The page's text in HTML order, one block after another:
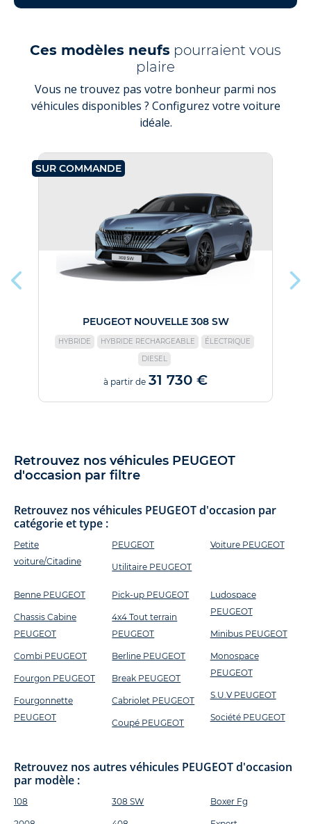
Ces modèles neufs pourraient vous
plaire
Vous ne trouvez pas votre bonheur parmi nos
véhicules disponibles ? Configurez votre voiture
idéale.
SUR COMMANDE
PEUGEOT NOUVELLE 308 SW
HYBRIDE HYBRIDE RECHARGEABLE
ÉLECTRIQUE
DIESEL
à partir de 31 730 €
Retrouvez nos véhicules PEUGEOT
d'occasion par filtre
Retrouvez nos véhicules PEUGEOT d'occasion par
catégorie et type :
Petite
voiture/Citadine
PEUGEOT
Utilitaire PEUGEOT
Voiture PEUGEOT
Benne PEUGEOT
Chassis Cabine
PEUGEOT
Combi PEUGEOT
Fourgon PEUGEOT
Fourgonnette
PEUGEOT
Pick-up PEUGEOT
4x4 Tout terrain
PEUGEOT
Berline PEUGEOT
Break PEUGEOT
Cabriolet PEUGEOT
Coupé PEUGEOT
Ludospace
PEUGEOT
Minibus PEUGEOT
Monospace
PEUGEOT
S.U.V PEUGEOT
Société PEUGEOT
Retrouvez nos autres véhicules PEUGEOT d'occasion
par modèle :
108 308 SW Boxer Fg